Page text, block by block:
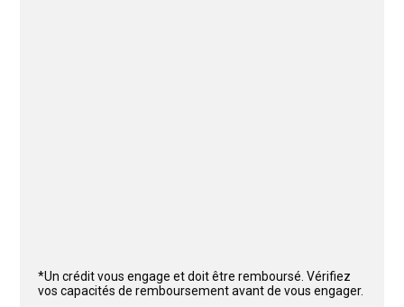
*Un crédit vous engage et doit être remboursé. Vérifiez
vos capacités de remboursement avant de vous engager.